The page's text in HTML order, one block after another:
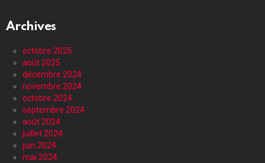
Archives
octobre 2025
août 2025
décembre 2024
novembre 2024
octobre 2024
septembre 2024
août 2024
juillet 2024
juin 2024
mai 2024